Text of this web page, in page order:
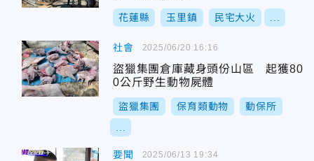
花蓮縣 玉里鎮 民宅大火
社會
盜獵集團倉庫藏身頭份山區 起獲80
0公斤野生動物屍體
盜獵集團 保育類動物 動保所
2025/06/20 16:16
要聞 2025/06/13 19:34